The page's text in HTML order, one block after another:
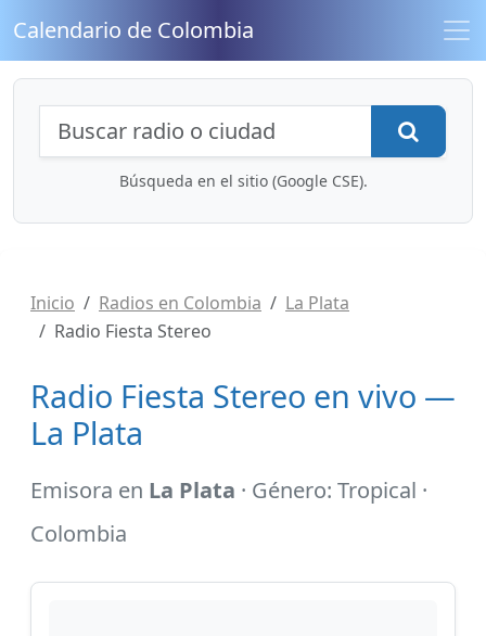
Calendario de Colombia
Búsqueda de radios y contenidos
Búsqueda en el sitio (Google CSE).
Inicio Radios en Colombia
La Plata
Radio Fiesta Stereo
Radio Fiesta Stereo en vivo —
La Plata
Emisora en La Plata · Género: Tropical ·
Colombia